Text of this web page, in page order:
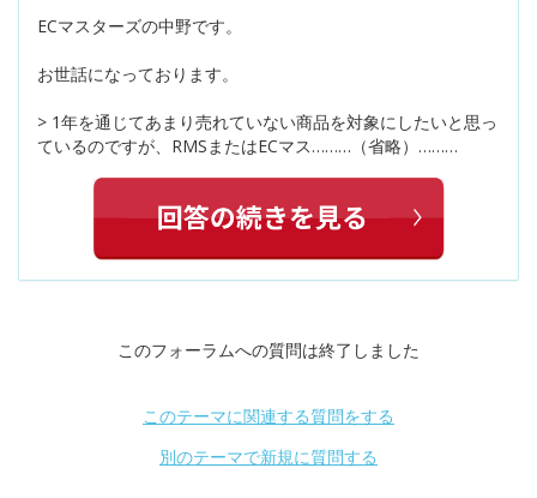
ECマスターズの中野です。
お世話になっております。
> 1年を通じてあまり売れていない商品を対象にしたいと思っ
ているのですが、RMSまたはECマス………（省略）………
このフォーラムへの質問は終了しました
このテーマに関連する質問をする
別のテーマで新規に質問する